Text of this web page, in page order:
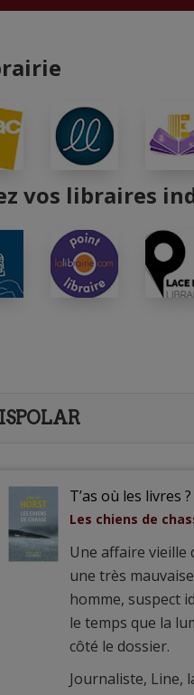
vos libraires
T’as où les livres ?
Les chiens de
Une affaire vieille
une très
homme, suspect
le temps que la
côté le dossier.
Journaliste, Line,